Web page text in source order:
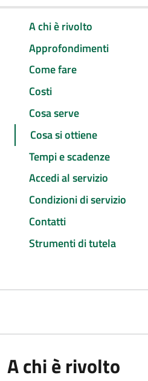
A chi è rivolto
Approfondimenti
Come fare
Costi
Cosa serve
Cosa si ottiene
Tempi e scadenze
Accedi al servizio
Condizioni di servizio
Contatti
Strumenti di tutela
A chi è rivolto